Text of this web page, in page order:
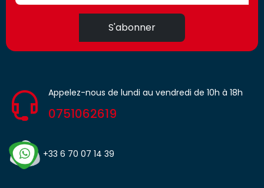
S'abonner
Appelez-nous de lundi au vendredi de 10h à 18h
0751062619
+33 6 70 07 14 39